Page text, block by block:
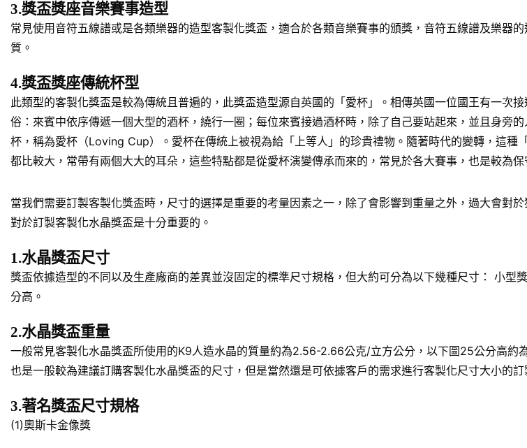
3.獎盃獎座音樂賽事造型
常見使用音符五線譜或是各類樂器的造型客製化獎盃，適合於各類音樂賽事的頒獎，音符五線譜及樂器
質。
4.獎盃獎座傳統杯型
此類型的客製化獎盃是較為傳統且普遍的，此獎盃造型源自英國的「愛杯」。相傳英國一位國王有一次
俗：來賓中依序傳遞一個大型的酒杯，繞行一圈；每位來賓接過酒杯時，除了自己要站起來，並且身旁
杯，稱為愛杯（Loving Cup）。愛杯在傳統上被視為給「上等人」的珍貴禮物。隨著時代的變轉，這
都比較大，常帶有兩個大大的耳朵，這些特點都是從愛杯演變傳承而來的，常見於各大賽事，也是較為保
當我們需要訂製客製化獎盃時，尺寸的選擇是重要的考量因素之一，除了會影響到重量之外，過大會對
對於訂製客製化水晶獎盃是十分重要的。
1.水晶獎盃尺寸
獎盃依據造型的不同以及生產廠商的差異並沒固定的標準尺寸規格，但大約可分為以下幾種尺寸： 小
分高。
2.水晶獎盃重量
一般常見客製化水晶獎盃所使用的K9人造水晶的質量約為2.56-2.66公克/立方公分，以下圖25公分高約
也是一般較為建議訂購客製化水晶獎盃的尺寸，但是當然還是可依據客戶的需求進行客製化尺寸大小的訂
3.著名獎盃尺寸規格
(1)奧斯卡金像獎